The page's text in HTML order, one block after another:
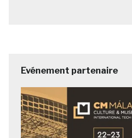
Evénement partenaire